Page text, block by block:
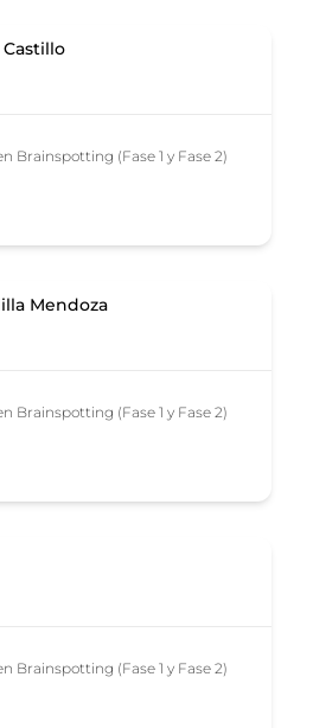
Brainspotting (Fase 1 y Fase 2)
Mendoza
Brainspotting (Fase 1 y Fase 2)
Brainspotting (Fase 1 y Fase 2)